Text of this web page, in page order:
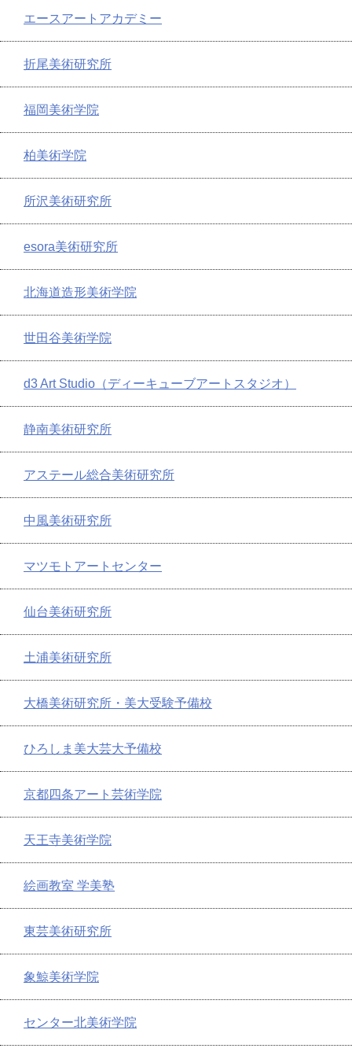
エースアートアカデミー
折尾美術研究所
福岡美術学院
柏美術学院
所沢美術研究所
esora美術研究所
北海道造形美術学院
世田谷美術学院
d3 Art Studio（ディーキューブアートスタジオ）
静南美術研究所
アステール総合美術研究所
中風美術研究所
マツモトアートセンター
仙台美術研究所
土浦美術研究所
大橋美術研究所・美大受験予備校
ひろしま美大芸大予備校
京都四条アート芸術学院
天王寺美術学院
絵画教室 学美塾
東芸美術研究所
象鯨美術学院
センター北美術学院